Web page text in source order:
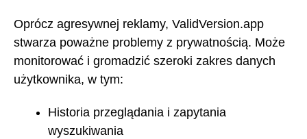
Oprócz agresywnej reklamy, ValidVersion.app
stwarza poważne problemy z prywatnością. Może
monitorować i gromadzić szeroki zakres danych
użytkownika, w tym:
Historia przeglądania i zapytania
wyszukiwania